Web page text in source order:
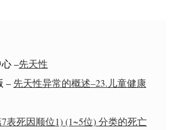
–先天性
– 先天性异常的概述–23.儿童健康
表死因顺位1) (1~5位) 分类的死亡